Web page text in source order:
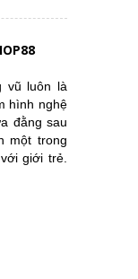
vũ luôn là
hình nghệ
đằng sau
một trong
giới trẻ.